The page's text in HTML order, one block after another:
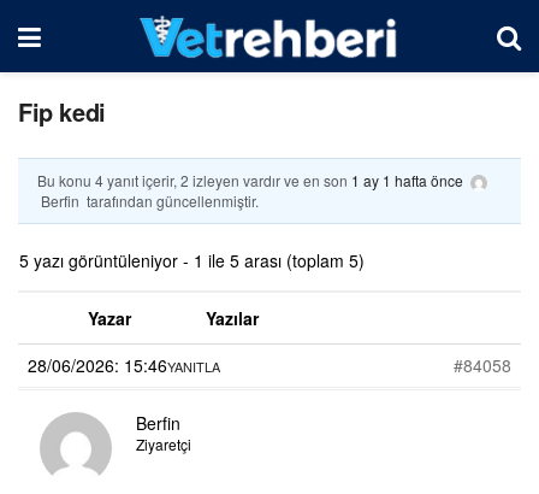
Fip kedi
Bu konu 4 yanıt içerir, 2 izleyen vardır ve en son 1 ay 1 hafta önce
Berfin tarafından güncellenmiştir.
5 yazı görüntüleniyor - 1 ile 5 arası (toplam 5)
Yazar
Yazılar
28/06/2026: 15:46
#84058
YANITLA
Berfin
Ziyaretçi